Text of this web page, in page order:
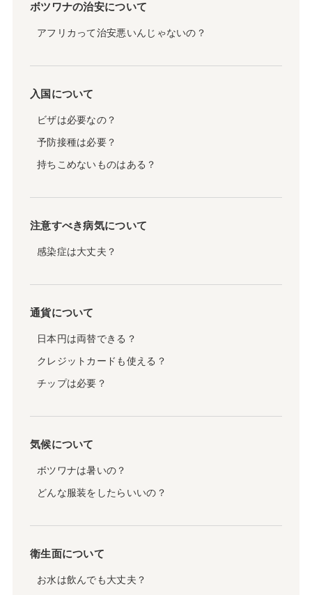
ボツワナの治安について
アフリカって治安悪いんじゃないの？
入国について
ビザは必要なの？
予防接種は必要？
持ちこめないものはある？
注意すべき病気について
感染症は大丈夫？
通貨について
日本円は両替できる？
クレジットカードも使える？
チップは必要？
気候について
ボツワナは暑いの？
どんな服装をしたらいいの？
衛生面について
お水は飲んでも大丈夫？